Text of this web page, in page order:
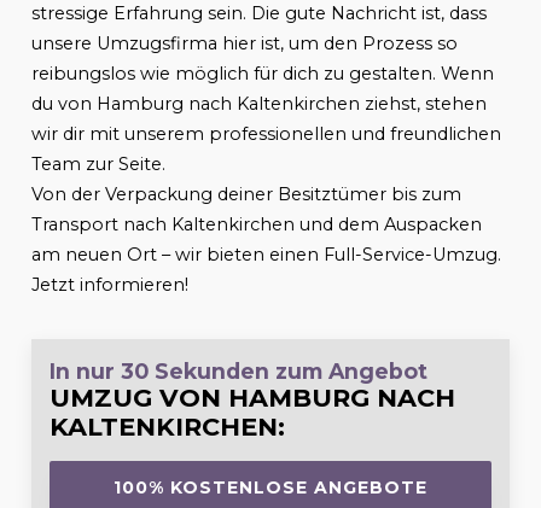
stressige Erfahrung sein. Die gute Nachricht ist, dass
unsere Umzugsfirma hier ist, um den Prozess so
reibungslos wie möglich für dich zu gestalten. Wenn
du von Hamburg nach Kaltenkirchen ziehst, stehen
wir dir mit unserem professionellen und freundlichen
Team zur Seite.
Von der Verpackung deiner Besitztümer bis zum
Transport nach Kaltenkirchen und dem Auspacken
am neuen Ort – wir bieten einen Full-Service-Umzug.
Jetzt informieren!
In nur 30 Sekunden zum Angebot
UMZUG VON HAMBURG NACH
KALTENKIRCHEN:
100% KOSTENLOSE ANGEBOTE